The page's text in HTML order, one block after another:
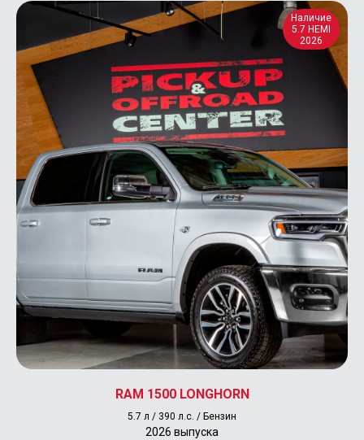
Наличие
5.7 HEMI
2026
RAM 1500 LONGHORN
5.7 л / 390 л.с. / Бензин
2026 выпуска